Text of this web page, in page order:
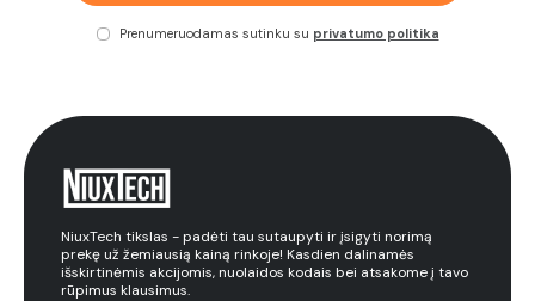
Prenumeruodamas sutinku su privatumo politika
NiuxTech tikslas - padėti tau sutaupyti ir įsigyti norimą
prekę už žemiausią kainą rinkoje! Kasdien dalinamės
išskirtinėmis akcijomis, nuolaidos kodais bei atsakome į tavo
rūpimus klausimus.